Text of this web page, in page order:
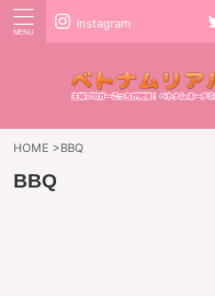
Instagram
HOME >BBQ
BBQ